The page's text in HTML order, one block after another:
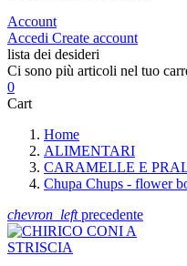
Account
Accedi Create account
lista dei desideri
Ci sono più articoli nel tuo
0
Cart
Home
ALIMENTARI
CARAMELLE E
Chupa Chups - flower
chevron_leftprecedente